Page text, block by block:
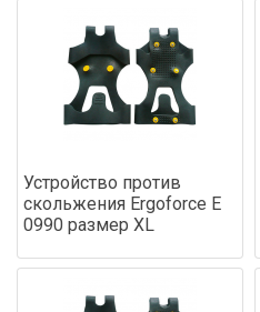
Устройство против
скольжения Ergoforce Е
0990 размер XL